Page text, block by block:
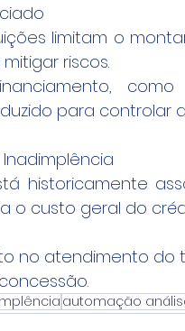
limitam o
riscos.
para controlar
historicamente
o custo geral do
no atendimento do
automação